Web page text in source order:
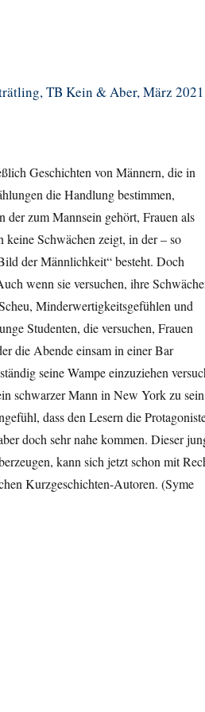
TB Kein & Aber, März
Geschichten von Männern, die in
die Handlung bestimmen,
der zum Mannsein gehört, Frauen als
keine Schwächen zeigt, in der – so
der Männlichkeit“ besteht. Doch
wenn sie versuchen, ihre
Minderwertigkeitsgefühlen und
Studenten, die versuchen, Frauen
die Abende einsam in einer Bar
seine Wampe einzuziehen
schwarzer Mann in New York zu
dass den Lesern die
doch sehr nahe kommen. Dieser
kann sich jetzt schon mit
Kurzgeschichten-Autoren. (Syme